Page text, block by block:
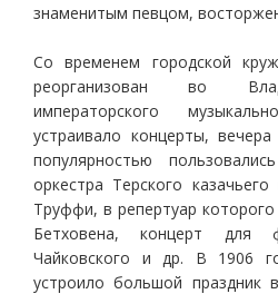
знаменитым певцом,
Со временем городской
реорганизован во
императорского
устраивало концерты,
популярностью
оркестра Терского
Труффи, в репертуар
Бетховена, концерт для
Чайковского и др. В 1906
устроило большой праздник